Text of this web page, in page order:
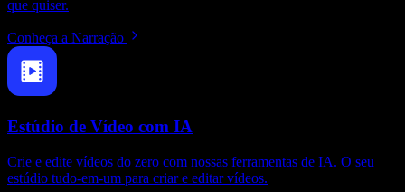
que quiser.
Conheça a Narração
Estúdio de Vídeo com IA
Crie e edite vídeos do zero com nossas ferramentas de IA. O seu
estúdio tudo-em-um para criar e editar vídeos.